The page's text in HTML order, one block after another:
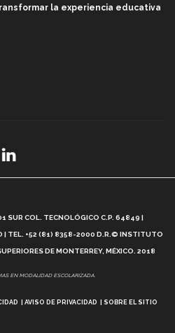
la experiencia educativa
Educativo Tec? (video)
e Inteligencia Artificial, Paola
SUR COL. TECNOLÓGICO C.P. 64849 |
| TEL. +52 (81) 8358-2000 D.R.© INSTITUTO
DE MONTERREY, MÉXICO. 2018
EN MODALIDAD ESCOLARIZADA.
AVISO DE PRIVACIDAD SOBRE EL SITIO